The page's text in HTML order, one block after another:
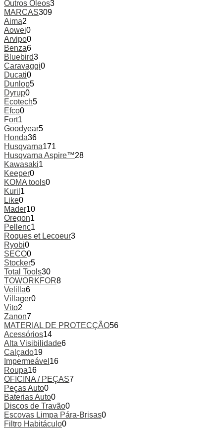
Outros Óleos3
MARCAS309
Aima2
Aowei0
Arvipo0
Benza6
Bluebird3
Caravaggi0
Ducati0
Dunlop5
Dyrup0
Ecotech5
Efco0
Fort1
Goodyear5
Honda36
Husqvarna171
Husqvarna Aspire™28
Kawasaki1
Keeper0
KOMA tools0
Kuril 1
Like0
Mader10
Oregon1
Pellenc1
Roques et Lecoeur3
Ryobi0
SECO0
Stocker5
Total Tools30
TOWORKFOR8
Velilla6
Villager0
Vito2
Zanon7
MATERIAL DE PROTECÇÃO56
Acessórios14
Alta Visibilidade6
Calçado19
Impermeável 16
Roupa16
OFICINA / PEÇAS7
Peças Auto0
Baterias Auto0
Discos de Travão0
Escovas Limpa Pára-Brisas0
Filtro Habitáculo0